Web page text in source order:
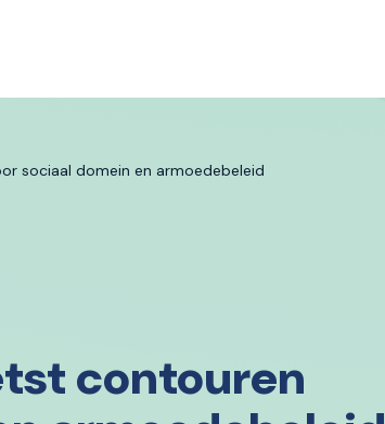
sociaal domein en armoedebeleid
contouren